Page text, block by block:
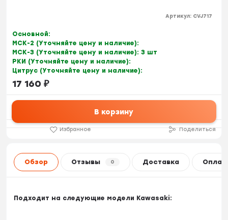
Артикул: CVJ717
Основной:
МСК-2 (Уточняйте цену и наличие):
МСК-3 (Уточняйте цену и наличие): 3 шт
РКИ (Уточняйте цену и наличие):
Цитрус (Уточняйте цену и наличие):
17 160 ₽
В корзину
Избранное Поделиться
Обзор Отзывы 0 Доставка
Подходит на следующие модели Kawasaki: